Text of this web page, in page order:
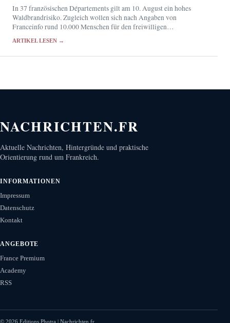
In 37 französischen Départements gilt am 10. August ein hohes
Waldbrandrisiko. Zugleich wollen sich nach Angaben von
Franceinfo rund 10.000 Menschen für den freiwilligen
ARTIKEL LESEN →
NACHRICHTEN.FR
Aktuelle Nachrichten, Hintergründe und praktische
Orientierung rund um Frankreich.
INFORMATIONEN
Impressum
Datenschutz
Kontakt
ANGEBOTE
France Premium
Academy
RSS
© 2026 Editions Photra | Nachrichten.fr